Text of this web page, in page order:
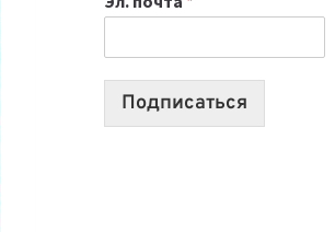
ИИ-
АГЕНТАХ
Подписаться